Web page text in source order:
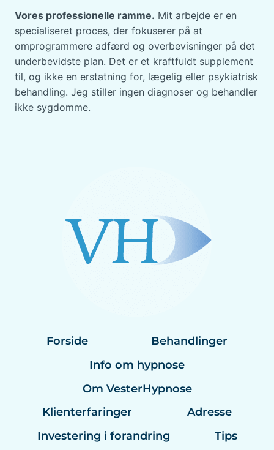
Vores professionelle ramme. Mit arbejde er en
specialiseret proces, der fokuserer på at
omprogrammere adfærd og overbevisninger på det
underbevidste plan. Det er et kraftfuldt supplement
til, og ikke en erstatning for, lægelig eller psykiatrisk
behandling. Jeg stiller ingen diagnoser og behandler
ikke sygdomme.
Forside
Behandlinger
Info om hypnose
Om VesterHypnose
Klienterfaringer
Adresse
Investering i forandring
Tips